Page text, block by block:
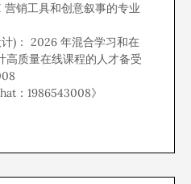
销工具和创意叙事的专业
)： 2026 年混合学习和在
高质量在线课程的人才备受
：1986543008》